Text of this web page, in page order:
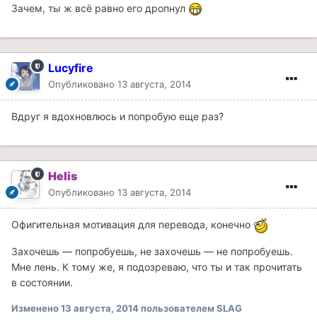
Зачем, ты ж всё равно его дропнул
Lucyfire
Опубликовано 13 августа, 2014
Вдруг я вдохновлюсь и попробую еще раз?
Helis
Опубликовано 13 августа, 2014
Офигительная мотивация для перевода, конечно
Захочешь — попробуешь, не захочешь — не попробуешь.
Мне лень. К тому же, я подозреваю, что ты и так прочитать
в состоянии.
Изменено13 августа, 2014пользователем SLAG